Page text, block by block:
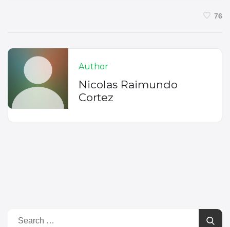
76
Author
Nicolas Raimundo
Cortez